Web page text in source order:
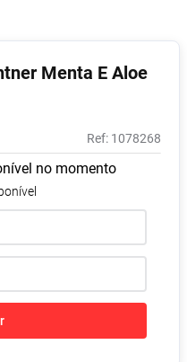
Menta E Aloe
: 1078268
no momento